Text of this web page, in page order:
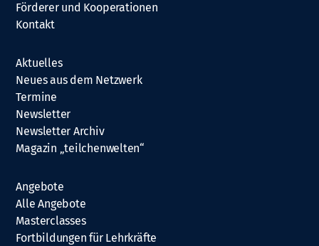
Förderer und Kooperationen
Kontakt
Aktuelles
Neues aus dem Netzwerk
Termine
Newsletter
Newsletter Archiv
Magazin „teilchenwelten“
Angebote
Alle Angebote
Masterclasses
Fortbildungen für Lehrkräfte